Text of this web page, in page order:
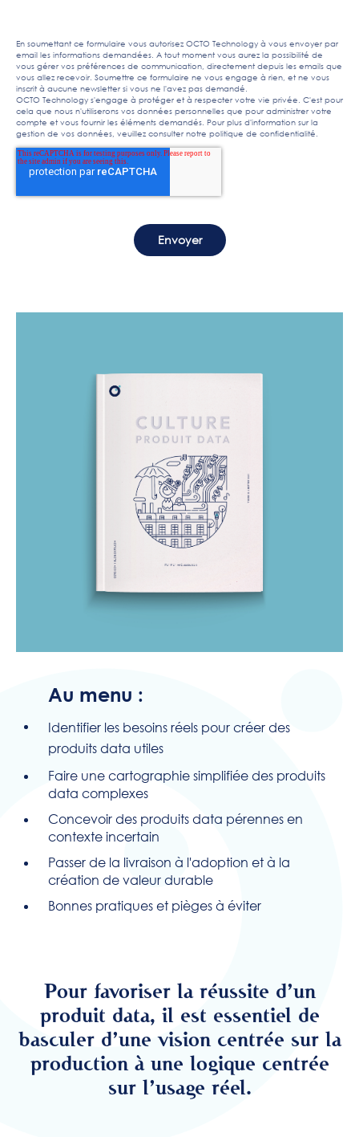
En soumettant ce formulaire vous autorisez OCTO Technology à vous envoyer par
email les informations demandées. A tout moment vous aurez la possibilité de
vous gérer vos préférences de communication, directement depuis les emails que
vous allez recevoir. Soumettre ce formulaire ne vous engage à rien, et ne vous
inscrit à aucune newsletter si vous ne l'avez pas demandé.
OCTO Technology s'engage à protéger et à respecter votre vie privée. C'est pour
cela que nous n'utiliserons vos données personnelles que pour administrer votre
compte et vous fournir les éléments demandés. Pour plus d'information sur la
gestion de vos données, veuillez consulter notre politique de confidentialité.
Au menu :
Identifier les besoins réels pour créer des
produits data utiles
Faire une cartographie simplifiée des produits
data complexes
Concevoir des produits data pérennes en
contexte incertain
Passer de la livraison à l'adoption et à la
création de valeur durable
Bonnes pratiques et pièges à éviter
Pour favoriser la réussite d’un
produit data, il est essentiel de
basculer d’une vision centrée sur la
production à une logique centrée
sur l’usage réel.